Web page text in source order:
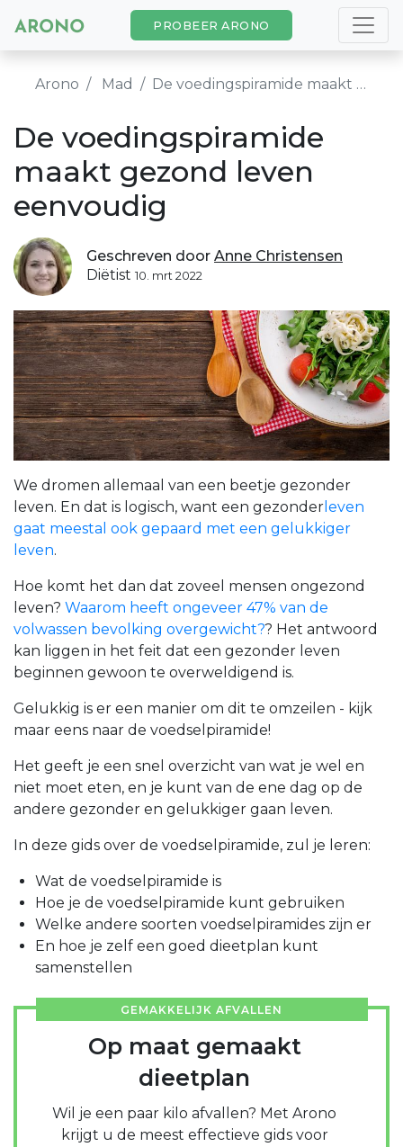
PROBEER ARONO
Arono Mad De voedingspiramide maakt gezond leven eenvoudig
De voedingspiramide
maakt gezond leven
eenvoudig
Geschreven door Anne Christensen
Diëtist 10. mrt 2022
We dromen allemaal van een beetje gezonder
leven. En dat is logisch, want een gezonder leven
gaat meestal ook gepaard met een gelukkiger
leven.
Hoe komt het dan dat zoveel mensen ongezond
leven? Waarom heeft ongeveer 47% van de
volwassen bevolking overgewicht?? Het antwoord
kan liggen in het feit dat een gezonder leven
beginnen gewoon te overweldigend is.
Gelukkig is er een manier om dit te omzeilen - kijk
maar eens naar de voedselpiramide!
Het geeft je een snel overzicht van wat je wel en
niet moet eten, en je kunt van de ene dag op de
andere gezonder en gelukkiger gaan leven.
In deze gids over de voedselpiramide, zul je leren:
Wat de voedselpiramide is
Hoe je de voedselpiramide kunt gebruiken
Welke andere soorten voedselpiramides zijn er
En hoe je zelf een goed dieetplan kunt
samenstellen
GEMAKKELIJK AFVALLEN
Op maat gemaakt
dieetplan
Wil je een paar kilo afvallen? Met Arono
krijgt u de meest effectieve gids voor